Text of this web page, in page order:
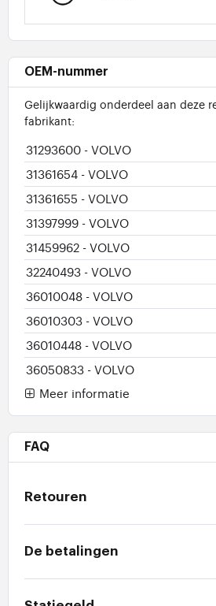
OEM-nummer
Gelijkwaardig onderdeel aan deze
fabrikant:
31293600 - VOLVO
31361654 - VOLVO
31361655 - VOLVO
31397999 - VOLVO
31459962 - VOLVO
32240493 - VOLVO
36010048 - VOLVO
36010303 - VOLVO
36010448 - VOLVO
36050833 - VOLVO
Meer informatie
FAQ
Retouren
De betalingen